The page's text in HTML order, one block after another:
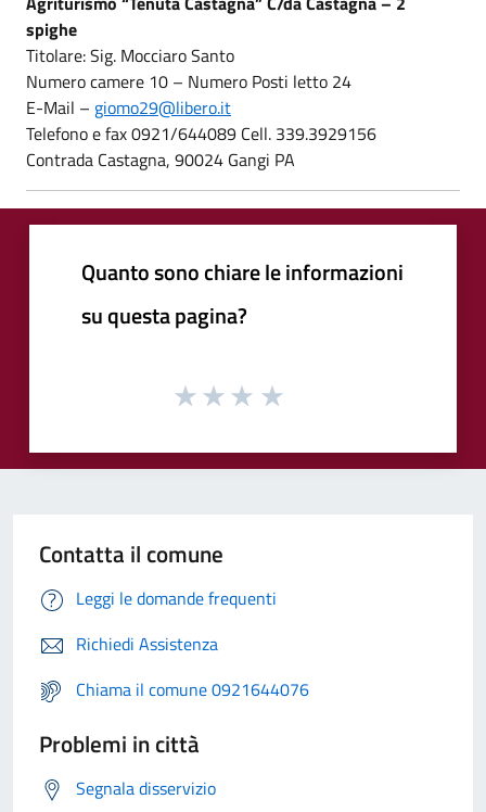
spighe
Titolare: Sig. Mocciaro Santo
Numero camere 10 – Numero Posti letto 24
E-Mail – giomo29@libero.it
Telefono e fax 0921/644089 Cell. 339.3929156
Contrada Castagna, 90024 Gangi PA
Quanto sono chiare le informazioni
su questa pagina?
Contatta il comune
Leggi le domande frequenti
Richiedi Assistenza
Chiama il comune 0921644076
Problemi in città
Segnala disservizio